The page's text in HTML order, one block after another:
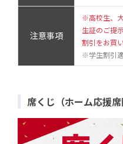
注意事項
※高校生、
生証のご提
割引をお買
※学生割引
席くじ（ホーム応援席